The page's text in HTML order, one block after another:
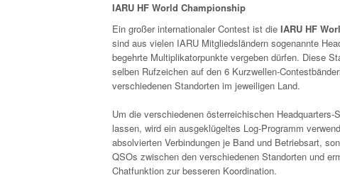
IARU HF World Championship
Ein großer internationaler Contest ist dieIARU HF
sind aus vielen IARU Mitgliedsländern sogenannte
begehrte Multiplikatorpunkte vergeben dürfen. Diese
selben Rufzeichen auf den 6 Kurzwellen-
verschiedenen Standorten im jeweiligen Land.
Um die verschiedenen österreichischen
lassen, wird ein ausgeklügeltes Log-Programm
absolvierten Verbindungen je Band und Betriebsart,
QSOs zwischen den verschiedenen Standorten und
Chatfunktion zur besseren Koordination.